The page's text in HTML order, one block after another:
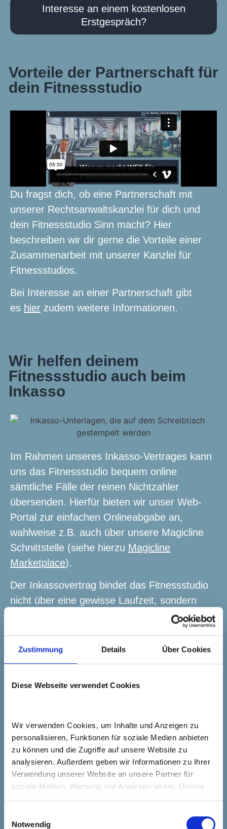
Zustimmung Details Über Cookies
Diese Webseite verwendet Cookies
Wir verwenden Cookies, um Inhalte und Anzeigen zu
personalisieren, Funktionen für soziale Medien anbieten
zu können und die Zugriffe auf unsere Website zu
analysieren. Außerdem geben wir Informationen zu Ihrer
Verwendung unserer Website an unsere Partner für
soziale Medien, Werbung und Analysen weiter. Unsere
haben oder die sie im Rahmen Ihrer Nutzung der Dienste
Notwendig
Interesse an einem kostenlosen
Erstgespräch?
Vorteile der Partnerschaft für
dein Fitnessstudio
Du fragst dich, ob eine Partnerschaft mit
unserer Rechtsanwaltskanzlei für dich und
dein Fitnessstudio Sinn macht? Hier
beschreiben wir dir gerne die Vorteile einer
Zusammenarbeit mit unserer Kanzlei für
Fitnessstudios.
Bei Interesse an einer Partnerschaft gibt
es hier zudem weitere Informationen.
Wir helfen deinem
Fitnessstudio auch beim
Inkasso
Im Rahmen unseres Inkasso-Vertrages kann
uns das Fitnessstudio bequem online
sämtliche Fälle der reinen Nichtzahler
übersenden. Hierfür bieten wir unser Web-
Portal zur einfachen Onlineabgabe an,
wahlweise z.B. auch über unsere Magicline
Schnittstelle (siehe hierzu Magicline
Marketplace).
Der Inkassovertrag bindet das Fitnessstudio
nicht über eine gewisse Laufzeit, sondern
kann jederzeit mit einer einmonatigen Frist
gekündigt werden. Ebenso fällt im Rahmen
unseres Inkassovertrages keine
Monatspauschale oder Jahresgebühr an.
Inkassovertrages auch keinerlei anwaltliche
ausschließlich die reinen Nichtzahlerfälle
entgegengenommen.
Zum Magicline Marketplace